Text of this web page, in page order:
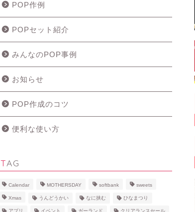
POP作例
POPセット紹介
みんなのPOP事例
お知らせ
POP作成のコツ
便利な使い方
TAG
Calendar MOTHERSDAY softbank sweets
Xmas うんどうかい なに挟む ひなまつり